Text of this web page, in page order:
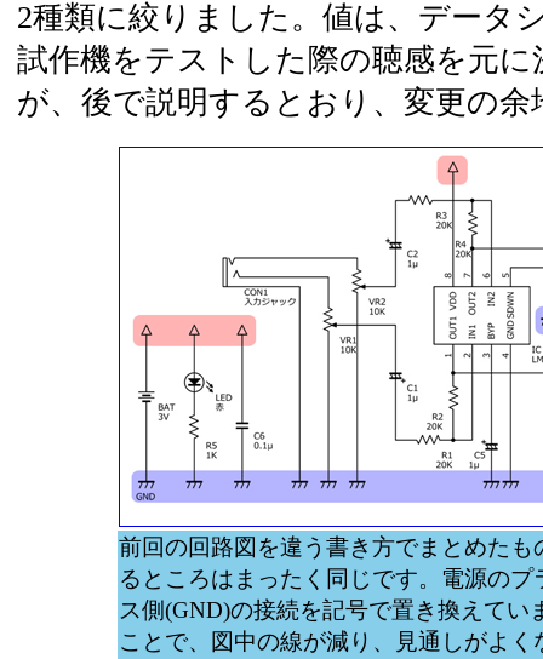
2種類に絞りました。値は、データ
試作機をテストした際の聴感を元
が、後で説明するとおり、変更の
前回の回路図を違う書き方でまとめたも
るところはまったく同じです。電源のプ
ス側(GND)の接続を記号で置き換えてい
ことで、図中の線が減り、見通しがよく